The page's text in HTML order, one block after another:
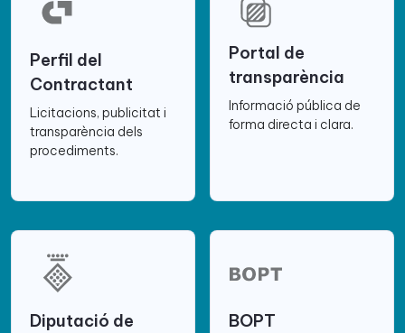
Perfil del
Contractant
Licitacions, publicitat i
transparència dels
procediments.
Portal de
transparència
Informació pública de
forma directa i clara.
Diputació de
BOPT